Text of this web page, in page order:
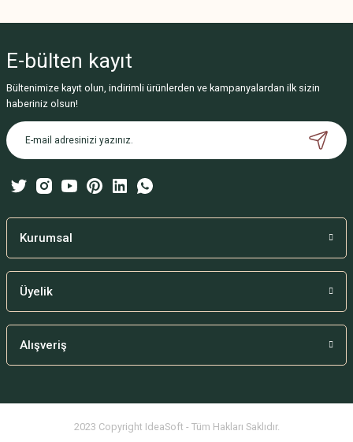
Görüş ve önerileriniz için teşekkür ederiz.
Ürün resmi kalitesiz, bozuk veya görüntülenemiyor.
Ürün açıklamasında eksik bilgiler bulunuyor.
Ürün bilgilerinde hatalar bulunuyor.
Bu ürüne benzer farklı alternatifler olmalı.
E-bülten kayıt
Bültenimize kayıt olun, indirimli ürünlerden ve kampanyalardan ilk sizin
haberiniz olsun!
Kurumsal
Üyelik
Alışveriş
2023 Copyright IdeaSoft - Tüm Hakları Saklıdır.